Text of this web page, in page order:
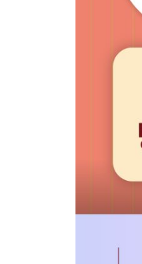
44. 간암 치
다른 장기로
46. 간암 치
PART 6. 간
48. 간암 치
49. 간암 치
50. 식도정맥
B형간염 항바
CT를 자주